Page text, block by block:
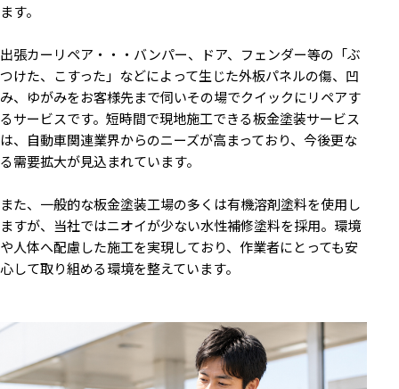
ます。
出張カーリペア・・・バンパー、ドア、フェンダー等の「ぶ
つけた、こすった」などによって生じた外板パネルの傷、凹
み、ゆがみをお客様先まで伺いその場でクイックにリペアす
るサービスです。短時間で現地施工できる板金塗装サービス
は、自動車関連業界からのニーズが高まっており、今後更な
る需要拡大が見込まれています。
また、一般的な板金塗装工場の多くは有機溶剤塗料を使用し
ますが、当社ではニオイが少ない水性補修塗料を採用。環境
や人体へ配慮した施工を実現しており、作業者にとっても安
心して取り組める環境を整えています。